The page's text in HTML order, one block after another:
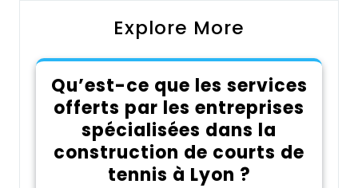
Explore More
Qu’est-ce que les services
offerts par les entreprises
spécialisées dans la
construction de courts de
tennis à Lyon ?